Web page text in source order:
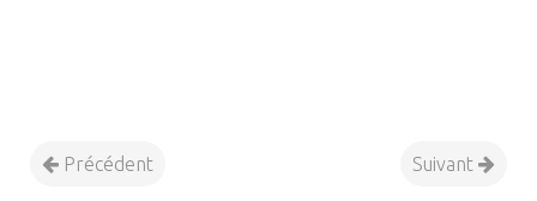
Précédent Suivant